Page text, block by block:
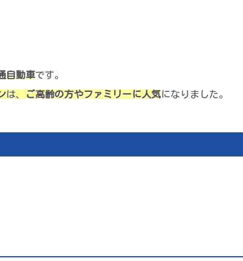
自動車です。
は、 ご高齢の方やファミリーに人気になりました。